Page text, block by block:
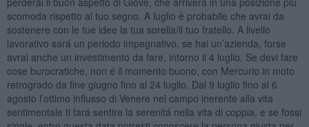
scomoda rispetto al tuo segno. A luglio è probabile che avrai da
sostenere con le tue idee la tua sorella/il tuo fratello. A livello
lavorativo sará un periodo impegnativo, se hai un’azienda, forse
avrai anche un investimento da fare, intorno il 4 luglio. Se devi fare
cose burocratiche, non é il momento buono, con Mercurio in moto
retrogrado da fine giugno fino al 24 luglio. Dal 9 luglio fino al 6
agosto l’ottimo influsso di Venere nel campo inerente alla vita
sentimentale ti fará sentire la serenitá nella vita di coppia, e se fossi